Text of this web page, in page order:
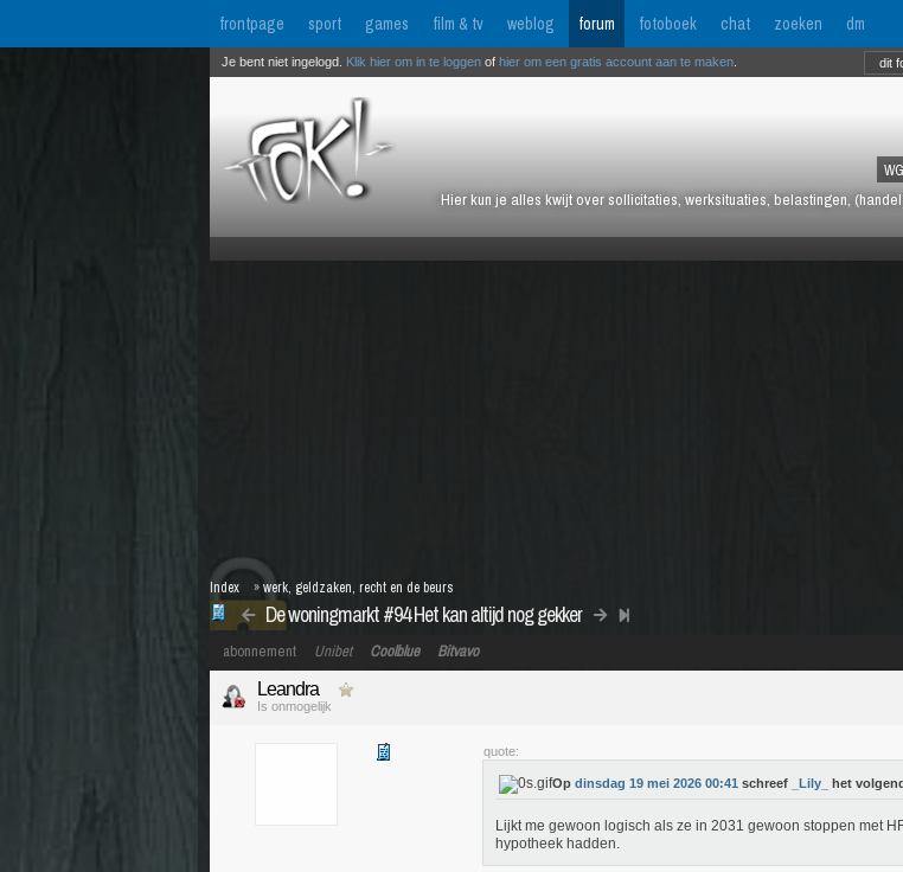
frontpage sport games film & tv weblog forum fotoboek chat zoeken dm
Hier kun je alles kwijt over sollicitaties, werksituaties, belastingen,
Je bent niet ingelogd. Klik hier om in te loggen of hier om een gratis account aan te maken
De woningmarkt #94 Het kan altijd nog gekker
Index »werk, geldzaken, recht en de beurs
abonnement Unibet Coolblue Bitvavo
Leandra
Is onmogelijk
quote:
Op dinsdag 19 mei 2026 00:41 schreef _Lily_ het
Lijkt me gewoon logisch als ze in 2031 gewoon stoppen met
hypotheek hadden.